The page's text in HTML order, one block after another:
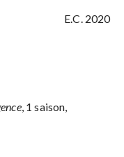
E.C. 2020
, 1 saison,